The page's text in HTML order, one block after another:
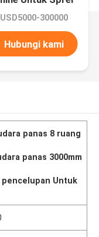
300000
Hubungi kami
panas 8 ruang
panas 3000mm
Untuk